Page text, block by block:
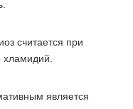
считается при
хламидий.
является